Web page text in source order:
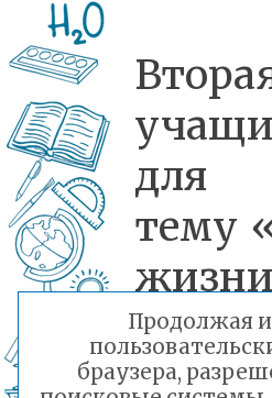
для
тему
Они
и
Продолжая
браузера,